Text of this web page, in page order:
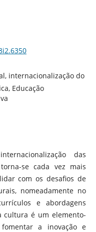
internacionalização do
Educação
das
se cada vez mais
com os desafios de
nomeadamente no
e abordagens
cultura é um elemento-
a inovação e